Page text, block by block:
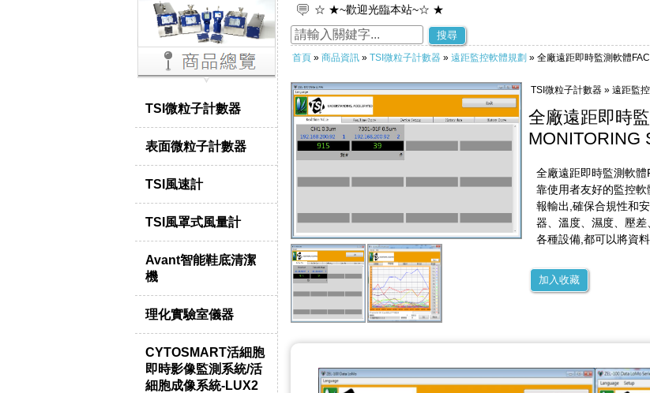
TSI微粒子計數器
表面微粒子計數器
TSI風速計
TSI風罩式風量計
Avant智能鞋底清潔
機
理化實驗室儀器
CYTOSMART活細胞
即時影像監測系統/活
細胞成像系統-LUX2
☆ ★~歡迎光臨本站~☆ ★
☆ ★~歡迎您到留言版給我們加油打氣~☆ ★
搜尋
首頁 » 商品資訊 » TSI微粒子計數器 » 遠距監控軟體規劃 » 全廠遠距即時監測軟體
TSI微粒子計數器 » 遠距監
全廠遠距即時
MONITORING
全廠遠距即時監測軟
靠使用者友好的監控
報輸出,確保合規性和
器、溫度、濕度、壓
各種設備,都可以將資
加入收藏